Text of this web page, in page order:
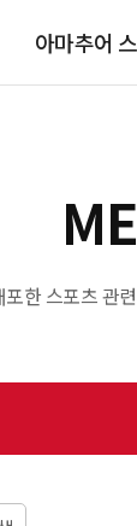
아마추어
포한 스포츠 관